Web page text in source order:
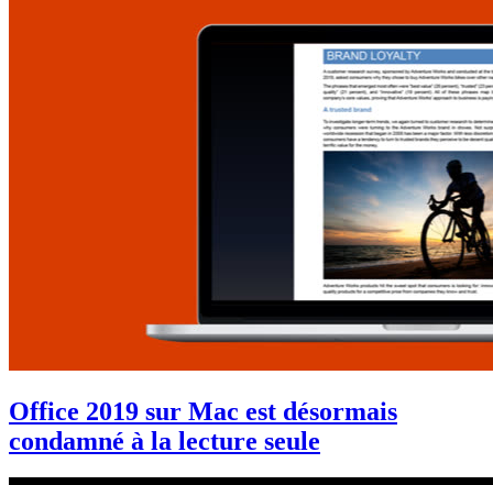
Office 2019 sur Mac est désormais
condamné à la lecture seule